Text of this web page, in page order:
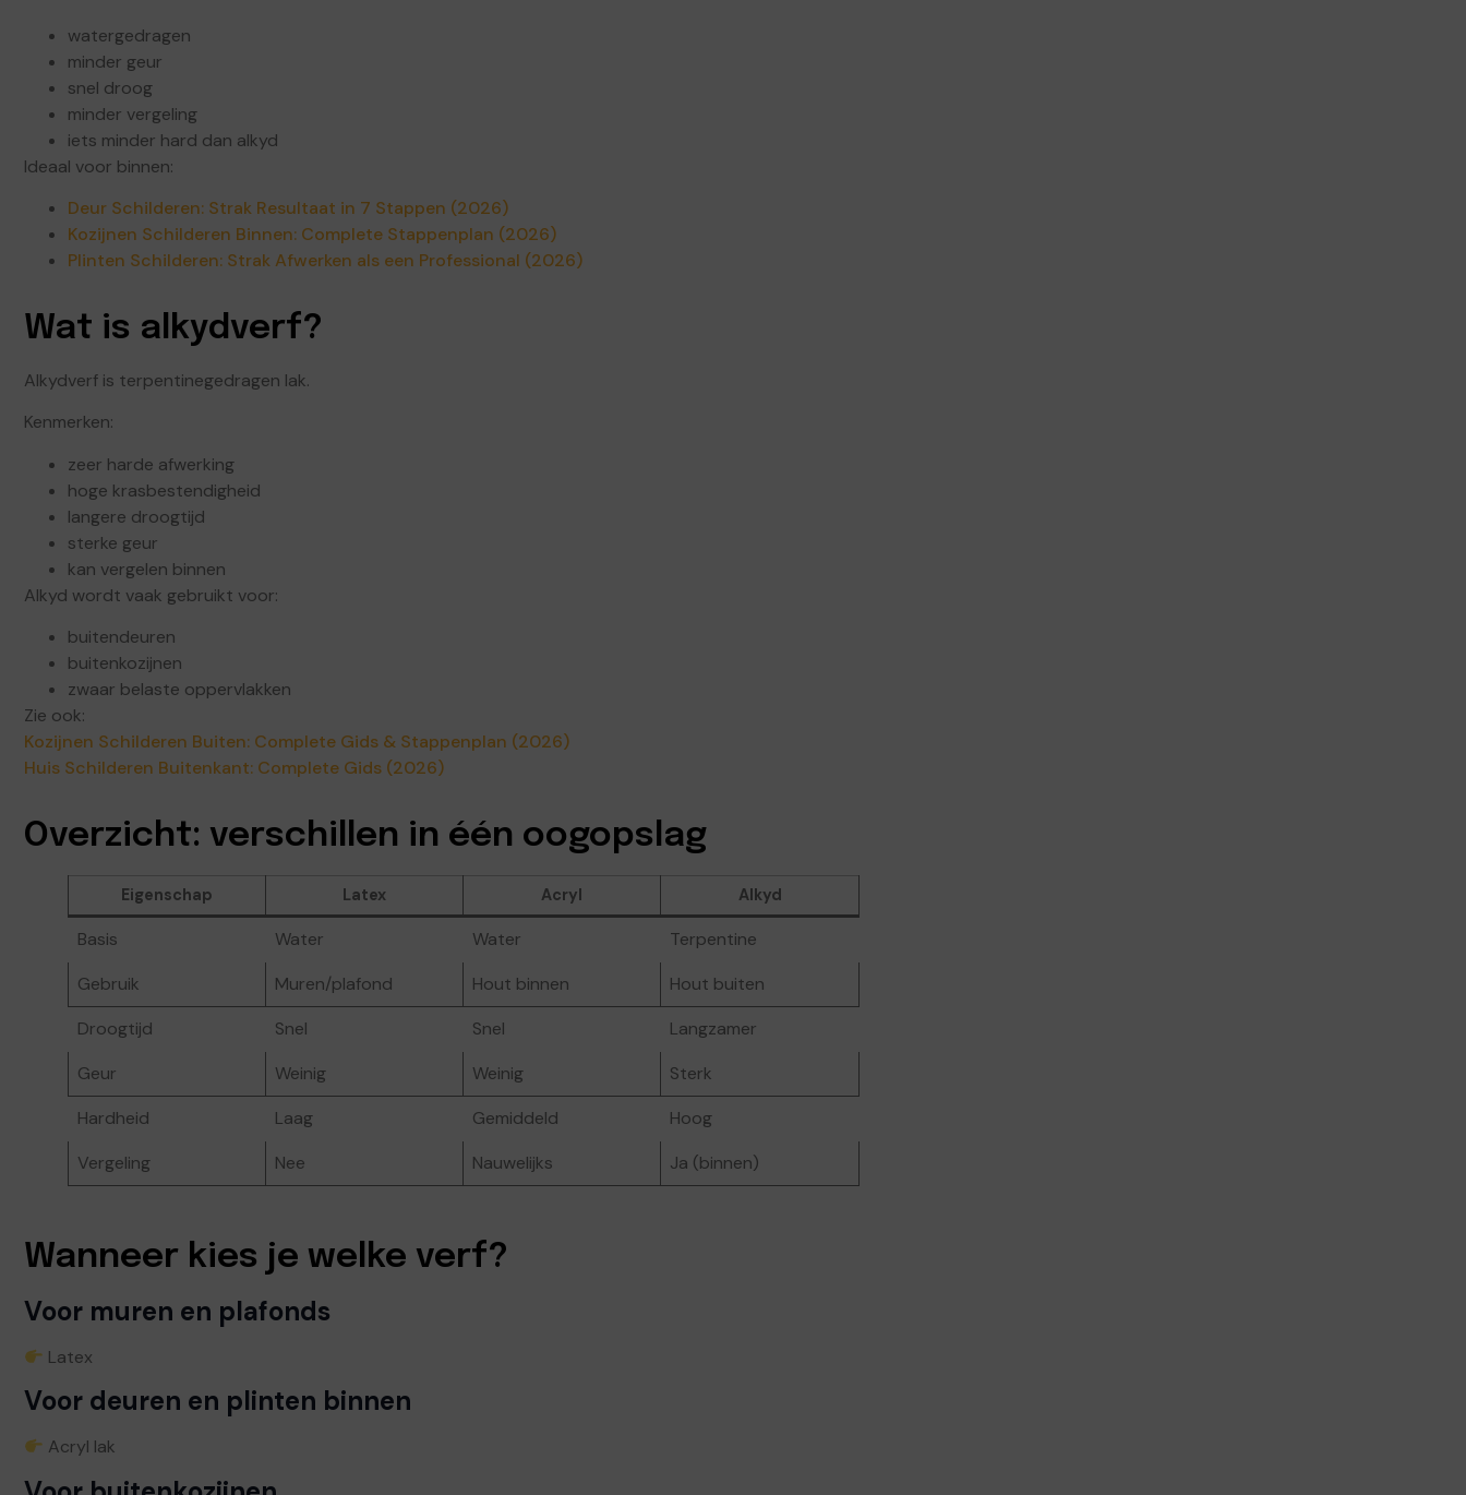
watergedragen
minder geur
snel droog
minder vergeling
iets minder hard dan alkyd
Ideaal voor binnen:
Deur Schilderen: Strak Resultaat in 7 Stappen (2026)
Kozijnen Schilderen Binnen: Complete Stappenplan (2026)
Plinten Schilderen: Strak Afwerken als een Professional (2026)
Wat is alkydverf?
Alkydverf is terpentinegedragen lak.
Kenmerken:
zeer harde afwerking
hoge krasbestendigheid
langere droogtijd
sterke geur
kan vergelen binnen
Alkyd wordt vaak gebruikt voor:
buitendeuren
buitenkozijnen
zwaar belaste oppervlakken
Zie ook:
Kozijnen Schilderen Buiten: Complete Gids & Stappenplan (2026)
Huis Schilderen Buitenkant: Complete Gids (2026)
Overzicht: verschillen in één oogopslag
Eigenschap Latex Acryl Alkyd
Basis Water Water
Terpentine
Gebruik
Muren/plafond Hout binnen
Hout buiten
Droogtijd
Snel Snel
Langzamer
Geur
Weinig Weinig
Sterk
Hardheid
Laag Gemiddeld
Hoog
Vergeling
Nee Nauwelijks Ja (binnen)
Wanneer kies je welke verf?
Voor muren en plafonds
Latex
Voor deuren en plinten binnen
Acryl lak